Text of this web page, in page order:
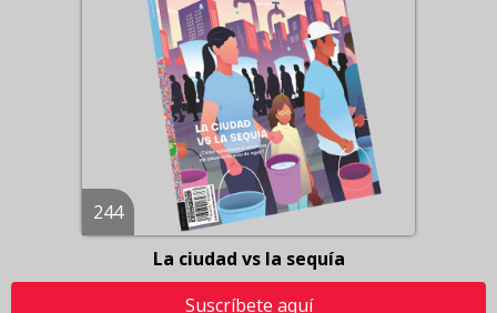
244
La ciudad vs la sequía
Suscríbete aquí